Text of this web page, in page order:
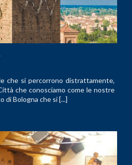
che si percorrono distrattamente,
che conosciamo come le nostre
di Bologna che si [...]